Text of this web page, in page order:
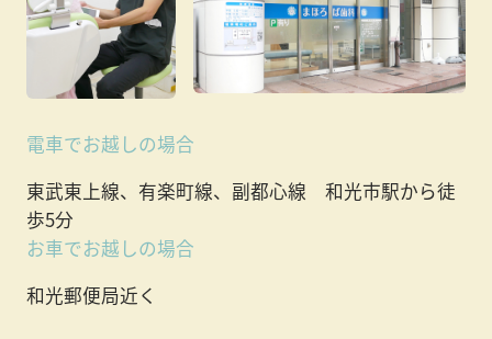
電車でお越しの場合
東武東上線、有楽町線、副都心線 和光市駅から徒
歩5分
お車でお越しの場合
和光郵便局近く